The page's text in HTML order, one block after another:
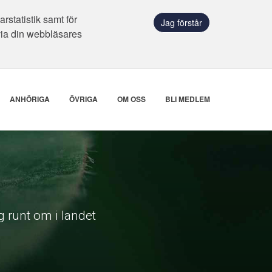
samt för
din webbläsares
Jag förstår
ANHÖRIGA ÖVRIGA OM OSS BLI MEDLEM
runt om i landet